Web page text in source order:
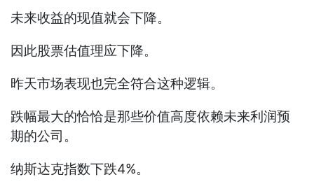
未来收益的现值就会下降。
因此股票估值理应下降。
昨天市场表现也完全符合这种逻辑。
跌幅最大的恰恰是那些价值高度依赖未来利润预
期的公司。
纳斯达克指数下跌4%。